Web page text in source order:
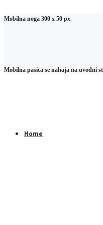
Mobilna noga 300 x 50 px
Mobilna pasica se nahaja na uvodni
Home